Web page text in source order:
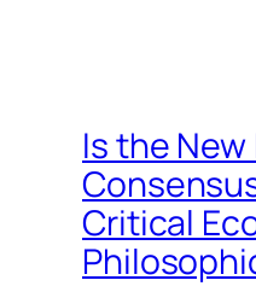
Is the
Critical